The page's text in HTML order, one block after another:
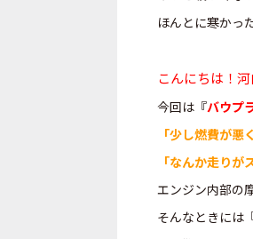
ほんとに寒かっ
こんにちは！
今回は『バウプ
「少し燃費が
「なんか走りが
エンジン内部の
そんなときには